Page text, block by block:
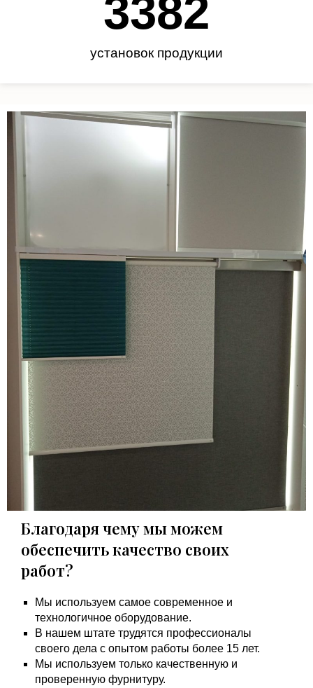
установок продукции
3450
Благодаря чему мы можем
обеспечить качество своих
работ?
Мы используем самое современное и
технологичное оборудование.
В нашем штате трудятся профессионалы
своего дела с опытом работы более 15 лет.
Мы используем только качественную и
проверенную фурнитуру.